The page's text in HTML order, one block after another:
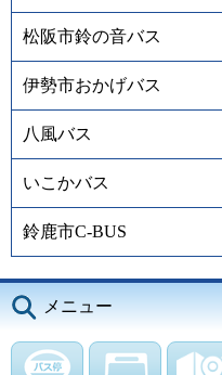
松阪市鈴の音バス
伊勢市おかげバス
八風バス
いこかバス
鈴鹿市C-BUS
メニュー